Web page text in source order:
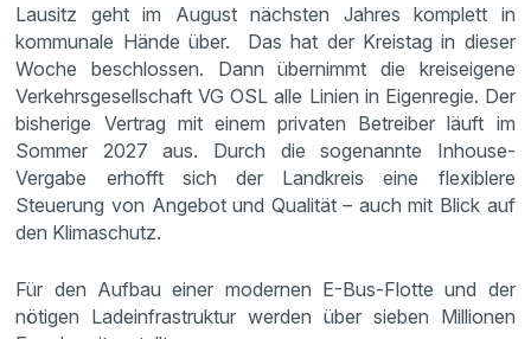
Lausitz geht im August nächsten Jahres komplett in
kommunale Hände über. Das hat der Kreistag in dieser
Woche beschlossen. Dann übernimmt die kreiseigene
Verkehrsgesellschaft VG OSL alle Linien in Eigenregie. Der
bisherige Vertrag mit einem privaten Betreiber läuft im
Sommer 2027 aus. Durch die sogenannte Inhouse-
Vergabe erhofft sich der Landkreis eine flexiblere
Steuerung von Angebot und Qualität – auch mit Blick auf
den Klimaschutz.
Für den Aufbau einer modernen E-Bus-Flotte und der
nötigen Ladeinfrastruktur werden über sieben Millionen